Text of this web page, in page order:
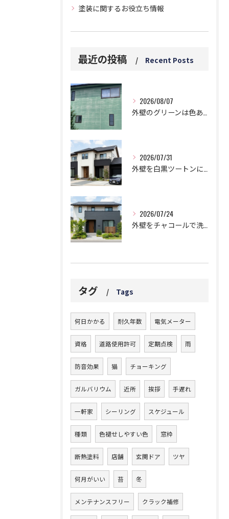
塗装に関するお役立ち情報
最近の投稿 Recent Posts
2026/08/07
外壁のグリーンは色あせと白い汚れに要注意！5つのデメリットとは？
2026/07/31
外壁を白黒ツートンにする黄金比！モダンに仕上げる鉄則！
2026/07/24
外壁をチャコールで洗練された邸宅に!劇的おしゃれなツートン鉄板コンビ
タグ Tags
何日かかる 耐久年数 電気メーター
資格 道路使用許可 定期点検 雨
防音効果 猫 チョーキング
ガルバリウム 近所 挨拶 手遅れ
一軒家 シーリング スケジュール
種類 色褪せしやすい色 窓枠
断熱塗料 店舗 玄関ドア ツヤ
何月がいい 苔 冬
メンテナンスフリー クラック補修